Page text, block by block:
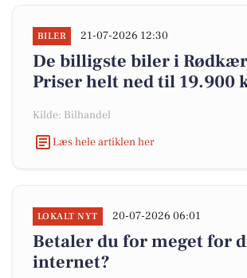
BILER 21-07-2026 12:30
De billigste biler i
Priser helt ned til 19.900
Kilde: Bilhandel
Læs hele artiklen her
LOKALT NYT 20-07-2026 06:01
Betaler du for meget for
internet?